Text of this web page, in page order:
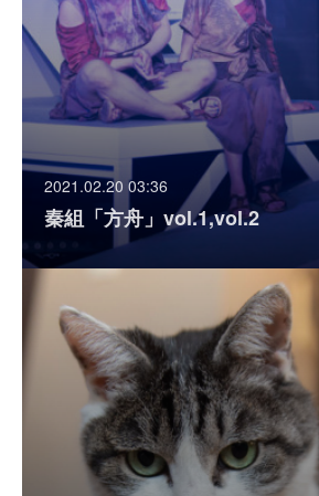
2021.02.20 03:36
秦組「方舟」vol.1,vol.2